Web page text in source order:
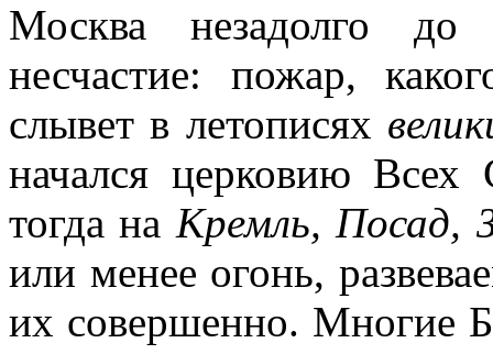
Москва незадолго
несчастие: пожар,
слывет в летописях
начался церковию Всех
тогда на Кремль, Посад,
или менее огонь,
их совершенно. Многие